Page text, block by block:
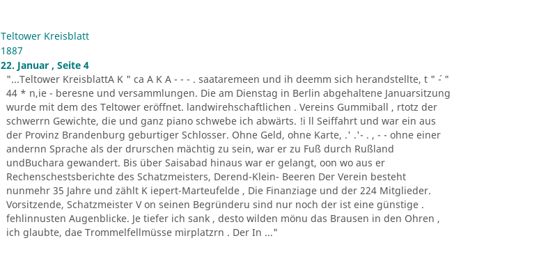
Teltower Kreisblatt
1887
22. Januar , Seite 4
"...Teltower KreisblattA K " ca A K A - - - . saataremeen und ih deemm sich herandstellte, t " ´- "
44 * n,ie - beresne und versammlungen. Die am Dienstag in Berlin abgehaltene Januarsitzung
wurde mit dem des Teltower eröffnet. landwirehschaftlichen . Vereins Gummiball , rtotz der
schwerrn Gewichte, die und ganz piano schwebe ich abwärts. !i ll Seiffahrt und war ein aus
der Provinz Brandenburg geburtiger Schlosser. Ohne Geld, ohne Karte, .' .'- . , - - ohne einer
andernn Sprache als der drurschen mächtig zu sein, war er zu Fuß durch Rußland
undBuchara gewandert. Bis über Saisabad hinaus war er gelangt, oon wo aus er
Rechenschestsberichte des Schatzmeisters, Derend-Klein- Beeren Der Verein besteht
nunmehr 35 Jahre und zählt K iepert-Marteufelde , Die Finanziage und der 224 Mitglieder.
Vorsitzende, Schatzmeister V on seinen Begründeru sind nur noch der ist eine günstige .
fehlinnusten Augenblicke. Je tiefer ich sank , desto wilden mönu das Brausen in den Ohren ,
ich glaubte, dae Trommelfellmüsse mirplatzrn . Der In ..."